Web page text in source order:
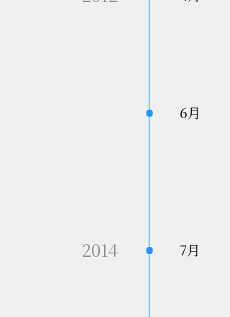
6月
2014 7月